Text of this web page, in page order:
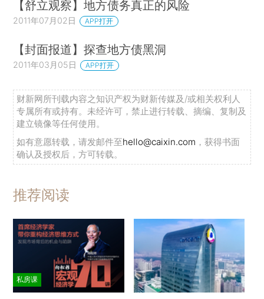
【舒立观察】地方债务真正的风险
2011年07月02日 APP打开
【封面报道】探查地方债黑洞
2011年03月05日 APP打开
财新网所刊载内容之知识产权为财新传媒及/或相关权利人
专属所有或持有。未经许可，禁止进行转载、摘编、复制及
建立镜像等任何使用。
如有意愿转载，请发邮件至hello@caixin.com ，获得书面
确认及授权后，方可转载。
推荐阅读
私房课